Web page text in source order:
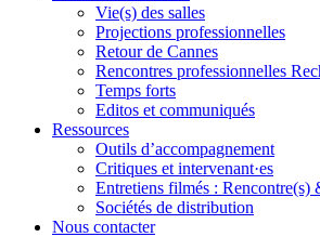
Vie(s) des salles
Projections professionnelles
Retour de Cannes
Rencontres professionnelles
Temps forts
Editos et communiqués
Ressources
Outils d’accompagnement
Critiques et intervenant·es
Entretiens filmés : Rencontre(s)
Sociétés de distribution
Nous contacter